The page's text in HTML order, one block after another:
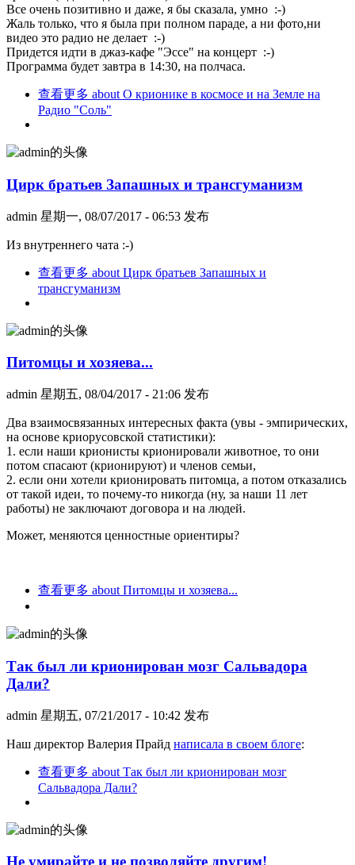
Все очень позитивно и даже, я бы сказала, умно :-)
Жаль только, что я была при полном параде, а ни фото,ни
видео это радио не делает :-)
Придется идти в джаз-кафе "Эссе" на концерт :-)
Программа будет завтра в 14:30, на полчаса.
查看更多 about О крионике в космосе и на Земле на
Радио "Соль"
Цирк братьев Запашных и трансгуманизм
admin 星期一, 08/07/2017 - 06:53 发布
Из внутреннего чата :-)
查看更多 about Цирк братьев Запашных и
трансгуманизм
Питомцы и хозяева...
admin 星期五, 08/04/2017 - 21:06 发布
Два взаимосвязанных интересных факта (увы - эмпирических,
на основе криорусовской статистики):
1. если наши крионисты крионировали животное, то они
потом спасают (крионируют) и членов семьи,
2. если они хотели крионировать питомца, а потом отказались
от такой идеи, то почему-то никогда (ну, за наши 11 лет
работы) не заключают договора и на людей.
Может, меняются ценностные ориентиры?
查看更多 about Питомцы и хозяева...
Так был ли крионирован мозг Сальвадора
Дали?
admin 星期五, 07/21/2017 - 10:42 发布
Наш директор Валерия Прайд написала в своем блоге:
查看更多 about Так был ли крионирован мозг
Сальвадора Дали?